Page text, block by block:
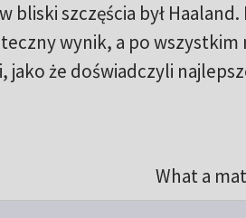
bliski szczęścia był
wynik, a po
jako że doświadczyli
What a